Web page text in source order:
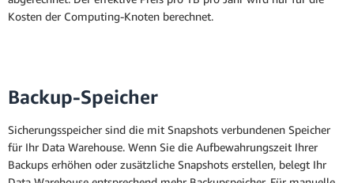
Kosten der Computing-Knoten berechnet.
Backup-Speicher
Sicherungsspeicher sind die mit Snapshots verbundenen Speicher
für Ihr Data Warehouse. Wenn Sie die Aufbewahrungszeit Ihrer
Backups erhöhen oder zusätzliche Snapshots erstellen, belegt Ihr